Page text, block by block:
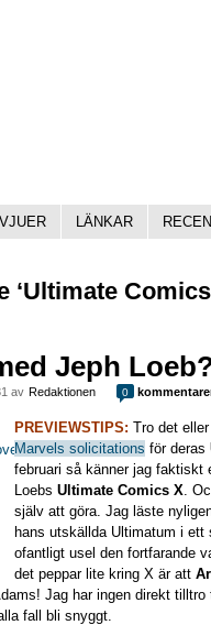
LÄNKAR
‘Ultimate Comics
Jeph
av Redaktionen 0
PREVIEWSTIPS: Tro det
Marvels solicitations för deras
februari så känner jag faktiskt
Loebs Ultimate Comics X.
själv att göra. Jag läste
hans utskällda Ultimatum i
ofantligt usel den fortfarande
det peppar lite kring X är att
Jag har ingen direkt
fall bli snyggt.